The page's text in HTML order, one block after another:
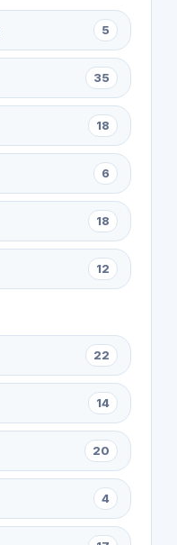
5
35
18
6
18
12
22
14
20
4